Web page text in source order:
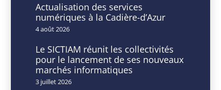
Les
immobilisations
Actualisation des services
numériques à la Cadière-d’Azur
4 août 2026
Le SICTIAM réunit les collectivités
pour le lancement de ses nouveaux
marchés informatiques
3 juillet 2026